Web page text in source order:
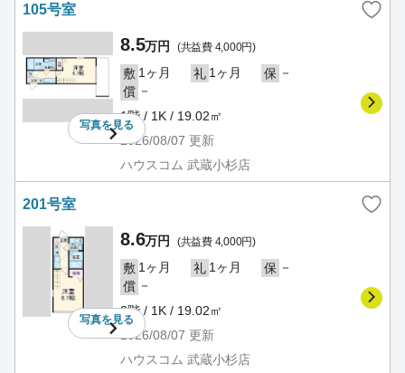
105号室
写真を見る
8.5万円 (共益費 4,000円)
敷 1ヶ月 礼 1ヶ月 保 －
償 －
1階 / 1K / 19.02㎡
2026/08/07 更新
ハウスコム 武蔵小杉店
201号室
写真を見る
8.6万円 (共益費 4,000円)
敷 1ヶ月 礼 1ヶ月 保 －
償 －
2階 / 1K / 19.02㎡
2026/08/07 更新
ハウスコム 武蔵小杉店